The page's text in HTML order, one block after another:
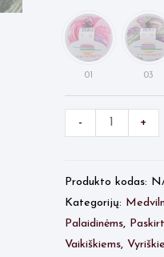
-
produkto
+
Produkto kodas:
Kategorijų:
Palaidinėms,
Vaikiškiems,